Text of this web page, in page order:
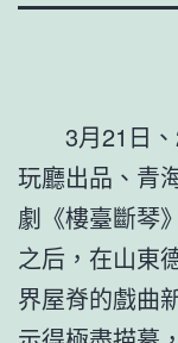
3月21日
玩廳出品、青
劇《樓臺斷琴
之后，在山東
界屋脊的戲曲